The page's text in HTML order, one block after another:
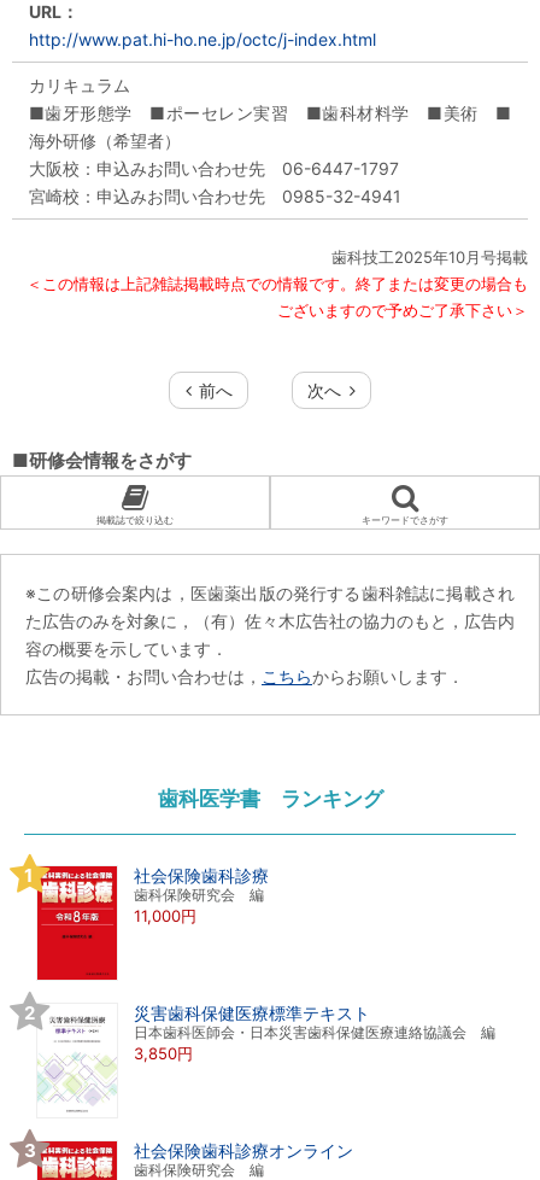
URL：
http://www.pat.hi-ho.ne.jp/octc/j-index.html
カリキュラム
■歯牙形態学 ■ポーセレン実習 ■歯科材料学 ■美術 ■
海外研修（希望者）
大阪校：申込みお問い合わせ先 06-6447-1797
宮崎校：申込みお問い合わせ先 0985-32-4941
歯科技工2025年10月号掲載
＜この情報は上記雑誌掲載時点での情報です。終了または変更の場合も
ございますので予めご了承下さい＞
■研修会情報をさがす
掲載誌で絞り込む キーワードでさがす
※この研修会案内は，医歯薬出版の発行する歯科雑誌に掲載され
た広告のみを対象に，（有）佐々木広告社の協力のもと，広告内
容の概要を示しています．
広告の掲載・お問い合わせは， こちらからお願いします．
歯科医学書 ランキング
社会保険歯科診療
歯科保険研究会 編
11,000円
災害歯科保健医療標準テキスト
日本歯科医師会・日本災害歯科保健医療連絡協議会 編
3,850円
社会保険歯科診療オンライン
歯科保険研究会 編